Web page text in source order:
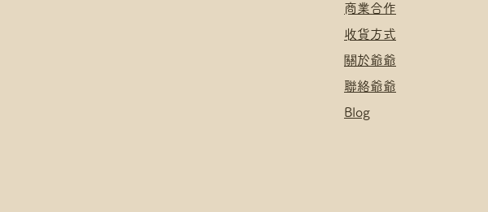
​商業合作
​收貨方式
關於爺爺
聯絡爺爺
Blog